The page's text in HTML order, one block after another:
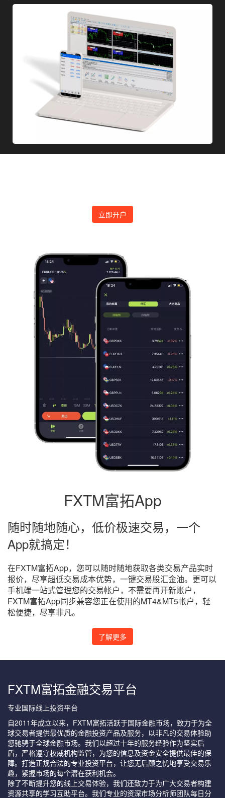
立即开户
FXTM富拓App
随时随地随心，低价极速交易，一个
App就搞定！
在FXTM富拓App，您可以随时随地获取各类交易产品实时
报价，尽享超低交易成本优势，一键交易股汇金油。更可以
手机端一站式管理您的交易帐户，不需要再开新账户，
FXTM富拓App同步兼容您正在使用的MT4&MT5帐户，轻
松便捷，尽享非凡。
了解更多
FXTM富拓金融交易平台
专业国际线上投资平台
自2011年成立以来，FXTM富拓活跃于国际金融市场，致力于为全
球交易者提供最优质的金融投资产品及服务，以非凡的交易体验助
您驰骋于全球金融市场。我们以超过十年的服务经验作为坚实后
盾，严格遵守权威机构监管，为您的信息及资金安全提供最佳的保
障。打造正规合法的专业投资平台，让您无后顾之忧地享受交易乐
趣，紧握市场的每个潜在获利机会。
除了不断提升您的线上交易体验，我们还致力于为广大交易者构建
资源共享的学习互助平台。我们专业的资深市场分析师团队每日分